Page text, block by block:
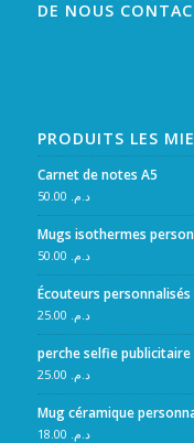
DE NOUS
PRODUITS LES
Carnet de notes A5
د.م.
Mugs isothermes
د.م.
Écouteurs
د.م.
perche selfie
د.م.
Mug céramique
د.م.